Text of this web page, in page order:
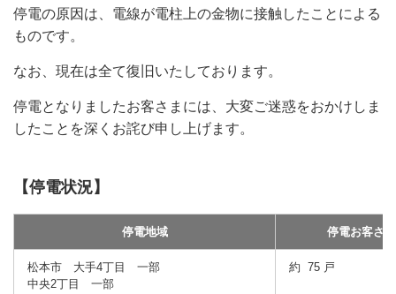
停電の原因は、電線が電柱上の金物に接触したことによる
ものです。
なお、現在は全て復旧いたしております。
停電となりましたお客さまには、大変ご迷惑をおかけしま
したことを深くお詫び申し上げます。
【停電状況】
停電地域 停電お客さ
松本市 大手4丁目 一部
中央2丁目 一部
約 75 戸